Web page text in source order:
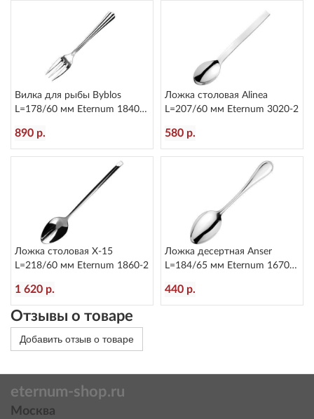
Вилка для рыбы Byblos
L=178/60 мм Eternum 1840-
890 р.
Ложка столовая Alinea
L=207/60 мм Eternum 3020-2
580 р.
Ложка столовая X-15
L=218/60 мм Eternum 1860-2
1 620 р.
Ложка десертная Anser
L=184/65 мм Eternum 1670-
440 р.
Отзывы о товаре
Добавить отзыв о товаре
eternum-shop.ru
Москва